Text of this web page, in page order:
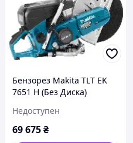
Бензорез Makita TLT EK
7651 H (Без Диска)
Недоступен
69 675₴